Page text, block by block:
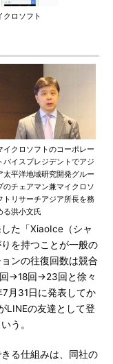
クロソフト
イクロソフトのコーポレー
バイスプレジデントでアジ
太平洋地域研究開発グルー
のチェアマン兼マイクロソ
トリサーチアジア所長を務
る洪小文氏
た「XiaoIce（シャ
を持つことが一般の
ンの往復回数は競合
→18回→23回と徐々
月31日に発表してか
LINEの友達として登
う。
る仕組みは、同社の